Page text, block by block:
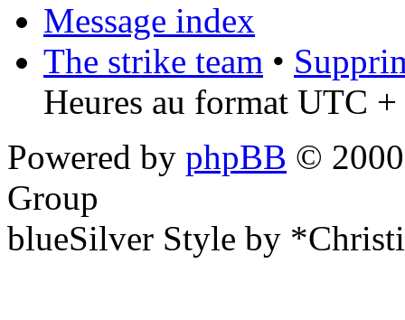
Message index
The strike team •
Heures au format UTC
Powered by phpBB ©
Group
blueSilver Style by